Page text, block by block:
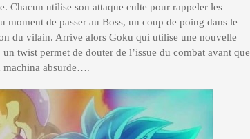
Chacun utilise son attaque culte pour rappeler les
moment de passer au Boss, un coup de poing dans le
du vilain. Arrive alors Goku qui utilise une nouvelle
twist permet de douter de l’issue du combat avant que
machina absurde….